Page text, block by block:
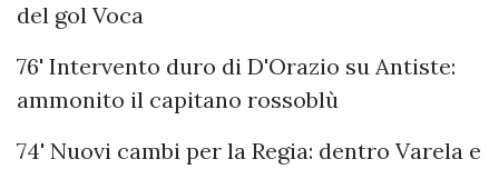
del gol Voca
76' Intervento duro di D'Orazio su Antiste:
ammonito il capitano rossoblù
74' Nuovi cambi per la Regia: dentro Varela e